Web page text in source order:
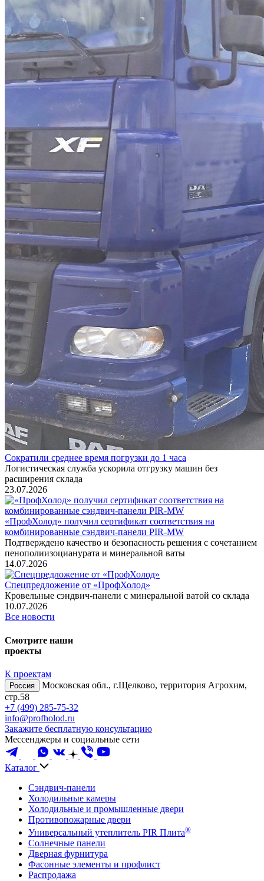
Сократили среднее время погрузки до 1 часа
Логистическая служба ускорила отгрузку машин без
расширения склада
23.07.2026
«ПрофХолод» получил сертификат соответствия на
комбинированные сэндвич‑панели PIR‑MW
Подтверждено качество и безопасность решения с сочетанием
пенополиизоцианурата и минеральной ваты
14.07.2026
Спецпредложение от «ПрофХолод»
Кровельные сэндвич-панели с минеральной ватой со склада
10.07.2026
Все новости
Смотрите наши
проекты
К проектам
Россия
Московская обл., г.Щелково, территория Агрохим,
стр.58
+7 (499) 285-75-32
info@profholod.ru
Закажите бесплатную консультацию
Мессенджеры и социальные сети
Каталог
Сэндвич-панели
Холодильные камеры
Холодильные и промышленные двери
Противопожарные двери
Универсальный утеплитель PIR Плита®
Солнечные панели
Дверная фурнитура
Фасонные элементы и профлист
Распродажа